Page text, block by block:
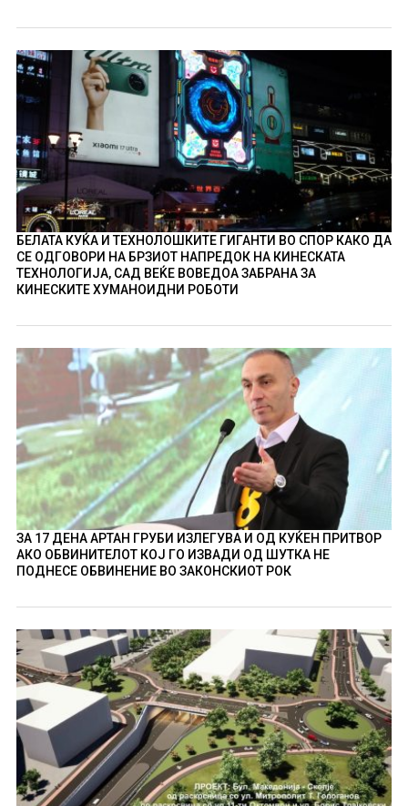
БЕЛАТА КУЌА И ТЕХНОЛОШКИТЕ ГИГАНТИ ВО СПОР КАКО ДА
СЕ ОДГОВОРИ НА БРЗИОТ НАПРЕДОК НА КИНЕСКАТА
ТЕХНОЛОГИЈА, САД ВЕЌЕ ВОВЕДОА ЗАБРАНА ЗА
КИНЕСКИТЕ ХУМАНОИДНИ РОБОТИ
ЗА 17 ДЕНА АРТАН ГРУБИ ИЗЛЕГУВА И ОД КУЌЕН ПРИТВОР
АКО ОБВИНИТЕЛОТ КОЈ ГО ИЗВАДИ ОД ШУТКА НЕ
ПОДНЕСЕ ОБВИНЕНИЕ ВО ЗАКОНСКИОТ РОК